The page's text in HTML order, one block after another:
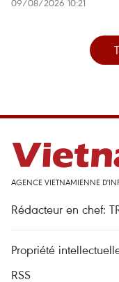
09/08/2026 10:21
AGENCE VIETNAMIENNE
Rédacteur en chef:
Propriété
RSS